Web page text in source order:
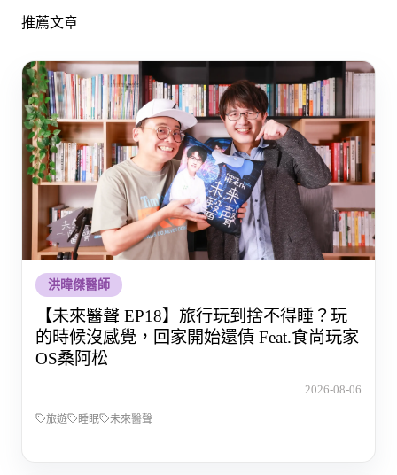
推薦文章
洪暐傑醫師
【未來醫聲 EP18】旅行玩到捨不得睡？玩
的時候沒感覺，回家開始還債 Feat.食尚玩家
OS桑阿松
2026-08-06
旅遊 睡眠 未來醫聲